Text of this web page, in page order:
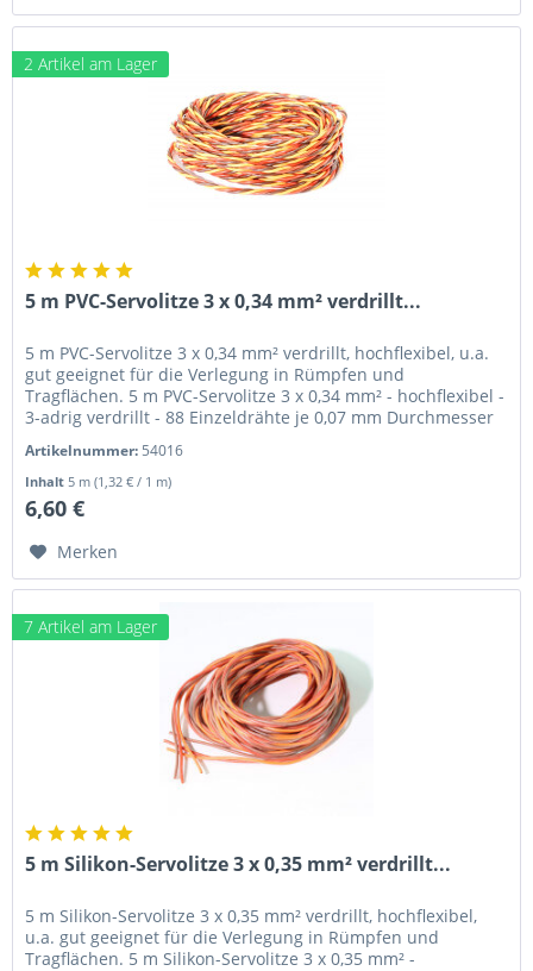
2 Artikel am Lager
5 m PVC-Servolitze 3 x 0,34 mm² verdrillt...
5 m PVC-Servolitze 3 x 0,34 mm² verdrillt, hochflexibel, u.a.
gut geeignet für die Verlegung in Rümpfen und
Tragflächen. 5 m PVC-Servolitze 3 x 0,34 mm² - hochflexibel -
3-adrig verdrillt - 88 Einzeldrähte je 0,07 mm Durchmesser
Artikelnummer: 54016
Inhalt 5 m(1,32 € / 1 m)
6,60 €
Merken
7 Artikel am Lager
5 m Silikon-Servolitze 3 x 0,35 mm² verdrillt...
5 m Silikon-Servolitze 3 x 0,35 mm² verdrillt, hochflexibel,
u.a. gut geeignet für die Verlegung in Rümpfen und
Tragflächen. 5 m Silikon-Servolitze 3 x 0,35 mm² -